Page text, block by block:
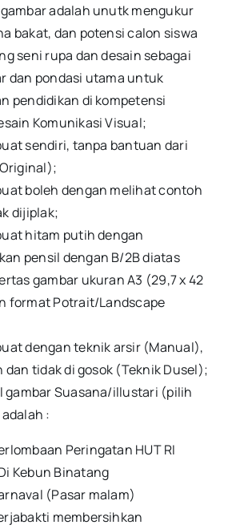
adalah unutk mengukur
bakat, dan potensi calon siswa
seni rupa dan desain sebagai
dan pondasi utama untuk
pendidikan di kompetensi
Komunikasi Visual;
sendiri, tanpa bantuan dari
boleh dengan melihat contoh
dijiplak;
hitam putih dengan
pensil dengan B/2B diatas
gambar ukuran A3 (29,7 x 42
format Potrait/Landscape
dengan teknik arsir (Manual),
tidak di gosok (Teknik Dusel);
gambar Suasana/illustari (pilih
:
Peringatan HUT RI
Kebun Binatang
(Pasar malam)
membersihkan